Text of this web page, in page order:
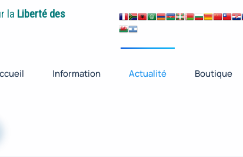
la Liberté des
Information Actualité Boutique